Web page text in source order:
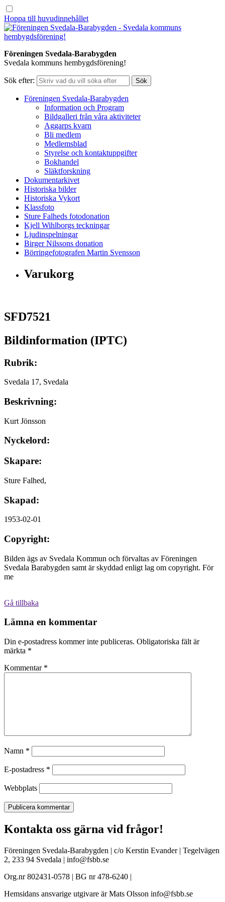
Hoppa till huvudinnehållet
Föreningen Svedala-Barabygden
Svedala kommuns hembygdsförening!
Sök efter:
Föreningen Svedala-Barabygden
Information och Program
Bildgalleri från våra aktiviteter
Aggarps kvarn
Bli medlem
Medlemsblad
Styrelse och kontaktuppgifter
Bokhandel
Släktforskning
Dokumentarkivet
Historiska bilder
Historiska Vykort
Klassfoto
Sture Falheds fotodonation
Kjell Wihlborgs teckningar
Ljudinspelningar
Birger Nilssons donation
Börringefotografen Martin Svensson
Varukorg
SFD7521
Bildinformation (IPTC)
Rubrik:
Svedala 17, Svedala
Beskrivning:
Kurt Jönsson
Nyckelord:
Skapare:
Sture Falhed,
Skapad:
1953-02-01
Copyright:
Bilden ägs av Svedala Kommun och förvaltas av Föreningen
Svedala Barabygden samt är skyddad enligt lag om copyright. För
me
Gå tillbaka
Lämna en kommentar
Din e-postadress kommer inte publiceras. Obligatoriska fält är
märkta *
Kommentar *
Namn *
E-postadress *
Webbplats
Kontakta oss gärna vid frågor!
Föreningen Svedala-Barabygden | c/o Kerstin Evander | Tegelvägen
2, 233 94 Svedala | info@fsbb.se
Org.nr 802431-0578 | BG nr 478-6240 |
Hemsidans ansvarige utgivare är Mats Olsson info@fsbb.se